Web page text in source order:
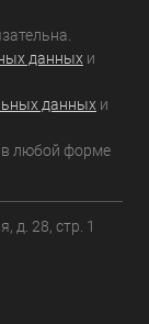
данных и
данных и
в любой форме
д. 28, стр. 1